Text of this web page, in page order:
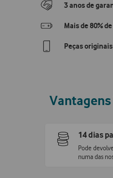
3 anos de
Mais de 80%
Peças originais
14 dias
Pode
numa das